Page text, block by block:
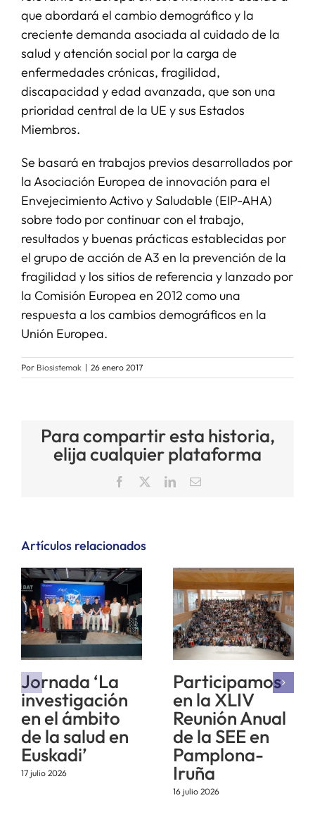
que abordará el cambio demográfico y la
creciente demanda asociada al cuidado de la
salud y atención social por la carga de
enfermedades crónicas, fragilidad,
discapacidad y edad avanzada, que son una
prioridad central de la UE y sus Estados
Miembros.
Se basará en trabajos previos desarrollados por
la Asociación Europea de innovación para el
Envejecimiento Activo y Saludable (EIP-AHA)
sobre todo por continuar con el trabajo,
resultados y buenas prácticas establecidas por
el grupo de acción de A3 en la prevención de la
fragilidad y los sitios de referencia y lanzado por
la Comisión Europea en 2012 como una
respuesta a los cambios demográficos en la
Unión Europea.
Por Biosistemak | 26 enero 2017
Para compartir esta historia,
elija cualquier plataforma
Facebook LinkedInCorreo
Artículos relacionados
Jornada ‘La
investigación
en el ámbito
de la salud en
Euskadi’
17 julio 2026
Participamos
en la XLIV
Reunión Anual
de la SEE en
Pamplona-
Iruña
16 julio 2026